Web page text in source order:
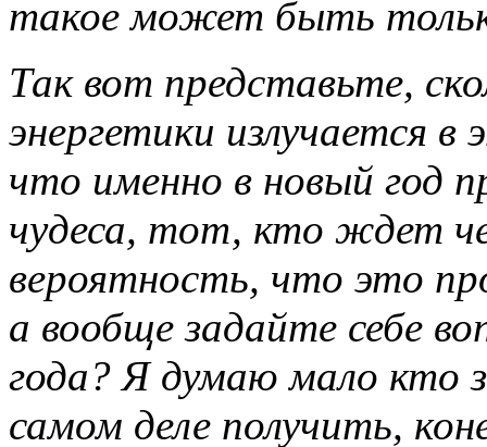
такое может быть
Так вот представьте,
энергетики излучается
что именно в новый год
чудеса, тот, кто ждет
вероятность, что это
а вообще задайте себе
года? Я думаю мало кто
самом деле получить,